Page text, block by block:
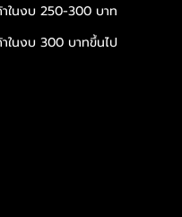
ในงบ 250-300 บาท
ในงบ 300 บาทขึ้นไป